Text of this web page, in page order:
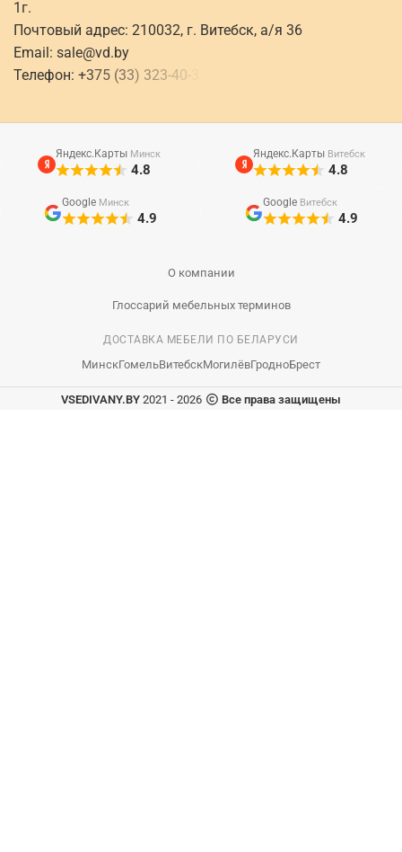
1г.
Почтовый адрес: 210032, г. Витебск, а/я 36
Email: sale@vd.by
Телефон: +375 (33) 323-40-
Яндекс.Карты Минск
4.8
Яндекс.Карты Витебск
4.8
Google Минск
4.9
Google Витебск
4.9
О компании
Глоссарий мебельных терминов
ДОСТАВКА МЕБЕЛИ ПО БЕЛАРУСИ
МинскГомельВитебскМогилёвГродноБрест
VSEDIVANY.BY 2021 - 2026 Все права защищены